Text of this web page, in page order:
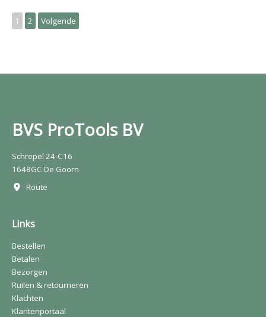
1 2 Volgende
BVS ProTools BV
Schrepel 24-C16
1648GC De Goorn
Route
Links
Bestellen
Betalen
Bezorgen
Ruilen & retourneren
Klachten
Klantenportaal